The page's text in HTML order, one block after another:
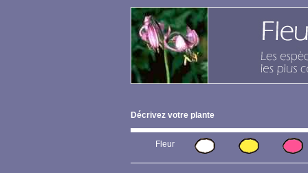
Décrivez votre plante
Fleur